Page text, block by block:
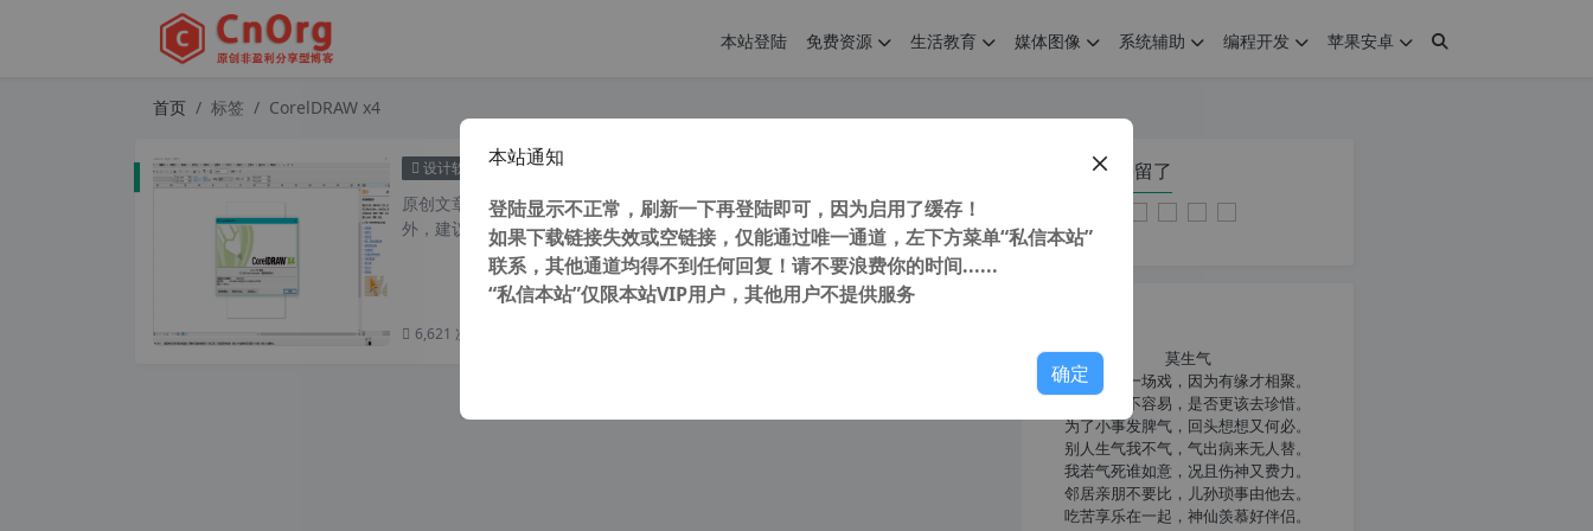
本站登陆 免费资源 生活教育 媒体图像 系统辅助 编程开发 苹果安卓
首页 标签 CorelDRAW x4
设计软件 CorelDRAW Graphics Suite X4 v14.0.0.701 SP2中文增强版 永不过期 打开加速 修复菜单 修正颜色 去更新 附教程
原创文章，转载请注明： 转载自 cnorg.12hp.de 注意： 由于网站空间位于国
外，建议避开晚上的访问高...
6,621 次浏览
您在本页停留了
莫生气
人生就像一场戏，因为有缘才相聚。
相扶到老不容易，是否更该去珍惜。
为了小事发脾气，回头想想又何必。
别人生气我不气，气出病来无人替。
我若气死谁如意，况且伤神又费力。
邻居亲朋不要比，儿孙琐事由他去。
吃苦享乐在一起，神仙羡慕好伴侣。
本站通知
登陆显示不正常，刷新一下再登陆即可，因为启用了缓存！
如果下载链接失效或空链接，仅能通过唯一通道，左下方菜单“私信本站”
联系，其他通道均得不到任何回复！请不要浪费你的时间......
“私信本站”仅限本站VIP用户，其他用户不提供服务
确定